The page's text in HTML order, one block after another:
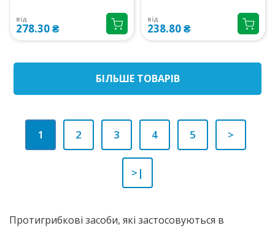
від
278.30 ₴
від
238.80 ₴
БIЛЬШЕ ТОВАРIВ
1 2 3 4 5 >
>|
Протигрибкові засоби, які застосовуються в